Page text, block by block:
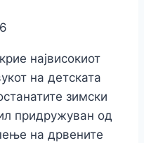
највисокиот
на детската
зимски
придружуван од
на дрвените